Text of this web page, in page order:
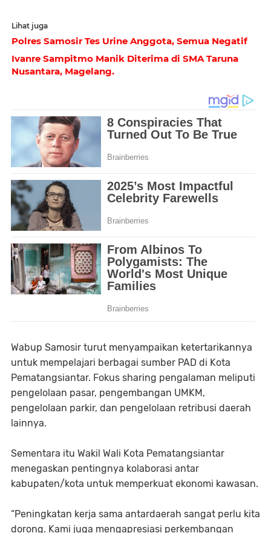
Lihat juga
Polres Samosir Tes Urine Anggota, Semua Negatif
Ivanre Sampitmo Manik Diterima di SMA Taruna
Nusantara, Magelang.
Wabup Samosir turut menyampaikan ketertarikannya
untuk mempelajari berbagai sumber PAD di Kota
Pematangsiantar. Fokus sharing pengalaman meliputi
pengelolaan pasar, pengembangan UMKM,
pengelolaan parkir, dan pengelolaan retribusi daerah
lainnya.
Sementara itu Wakil Wali Kota Pematangsiantar
menegaskan pentingnya kolaborasi antar
kabupaten/kota untuk memperkuat ekonomi kawasan.
“Peningkatan kerja sama antardaerah sangat perlu kita
dorong. Kami juga mengapresiasi perkembangan